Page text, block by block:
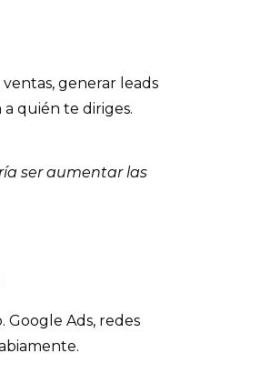
generar leads
quién te diriges.
ser aumentar las
Google Ads, redes